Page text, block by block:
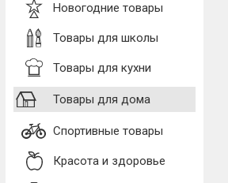
Новогодние товары
Товары для школы
Товары для кухни
Товары для дома
Спортивные товары
Красота и здоровье